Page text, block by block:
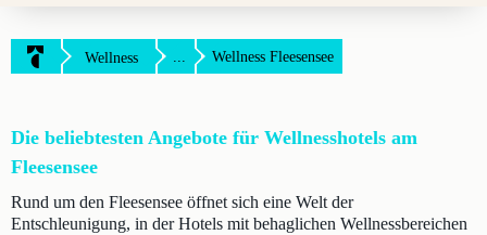
Wellness ... Wellness Fleesensee
Die beliebtesten Angebote für Wellnesshotels am
Fleesensee
Rund um den Fleesensee öffnet sich eine Welt der
Entschleunigung, in der Hotels mit behaglichen Wellnessbereichen